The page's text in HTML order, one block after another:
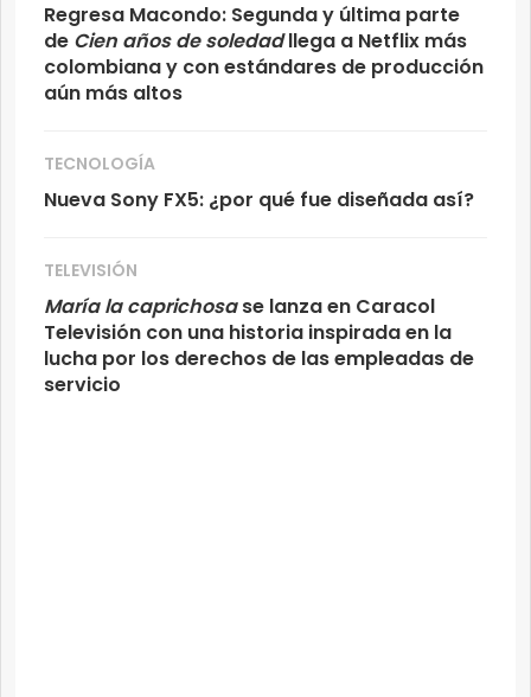
Regresa Macondo: Segunda y última parte
de Cien años de soledadllega a Netflix más
colombiana y con estándares de producción
aún más altos
TECNOLOGÍA
Nueva Sony FX5: ¿por qué fue diseñada así?
TELEVISIÓN
María la caprichosase lanza en Caracol
Televisión con una historia inspirada en la
lucha por los derechos de las empleadas de
servicio